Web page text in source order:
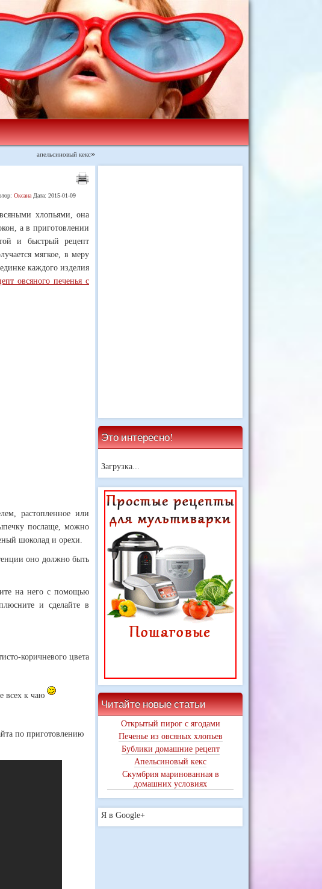
Это интересно!
Загрузка...
Читайте новые статьи
Открытый пирог с ягодами
Печенье из овсяных хлопьев
Бублики домашние рецепт
Апельсиновый кекс
Скумбрия маринованная в
домашних условиях
Я в Google+
апельсиновый кекс»
Оксана Дата: 2015-01-09
хлопьями, она
а в приготовлении
и быстрый рецепт
мягкое, в меру
каждого изделия
овсяного печенья с
растопленное или
послаще, можно
шоколад и орехи.
оно должно быть
на него с помощью
и сделайте в
коричневого цвета
всех к чаю
по приготовлению